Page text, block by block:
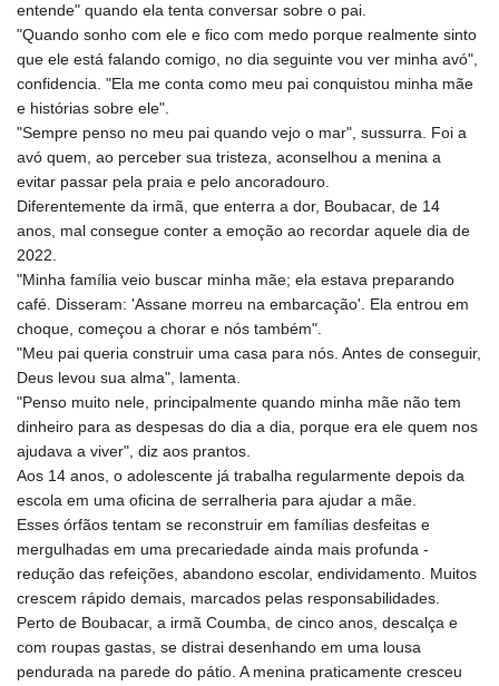
RSD 117.32364
RUB 95.632926
RWF 1695.78791
SBD 9.29642
SCR 16.957784
SEK 10.960211
SGD 1.477431
SOS 659.750917
SRD 43.630106
23848.391029
SVC 10.10031
SZL 18.813304
TJS 10.64899
TMT 4.038491
TND 3.385657
TRY 54.966336
TTD 7.815788
TWD 37.158306
TZS
3048.165436
UAH 51.689524
entende" quando ela tenta conversar sobre o pai.
"Quando sonho com ele e fico com medo porque realmente sinto
que ele está falando comigo, no dia seguinte vou ver minha avó",
confidencia. "Ela me conta como meu pai conquistou minha mãe
e histórias sobre ele".
"Sempre penso no meu pai quando vejo o mar", sussurra. Foi a
avó quem, ao perceber sua tristeza, aconselhou a menina a
evitar passar pela praia e pelo ancoradouro.
Diferentemente da irmã, que enterra a dor, Boubacar, de 14
anos, mal consegue conter a emoção ao recordar aquele dia de
2022.
"Minha família veio buscar minha mãe; ela estava preparando
café. Disseram: 'Assane morreu na embarcação'. Ela entrou em
choque, começou a chorar e nós também".
"Meu pai queria construir uma casa para nós. Antes de conseguir,
Deus levou sua alma", lamenta.
"Penso muito nele, principalmente quando minha mãe não tem
dinheiro para as despesas do dia a dia, porque era ele quem nos
ajudava a viver", diz aos prantos.
Aos 14 anos, o adolescente já trabalha regularmente depois da
escola em uma oficina de serralheria para ajudar a mãe.
Esses órfãos tentam se reconstruir em famílias desfeitas e
mergulhadas em uma precariedade ainda mais profunda -
redução das refeições, abandono escolar, endividamento. Muitos
crescem rápido demais, marcados pelas responsabilidades.
Perto de Boubacar, a irmã Coumba, de cinco anos, descalça e
com roupas gastas, se distrai desenhando em uma lousa
pendurada na parede do pátio. A menina praticamente cresceu